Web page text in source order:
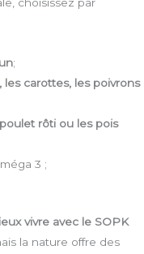
;
les carottes, les poivrons
poulet rôti ou les pois
3 ;
vivre avec le SOPK
la nature offre des